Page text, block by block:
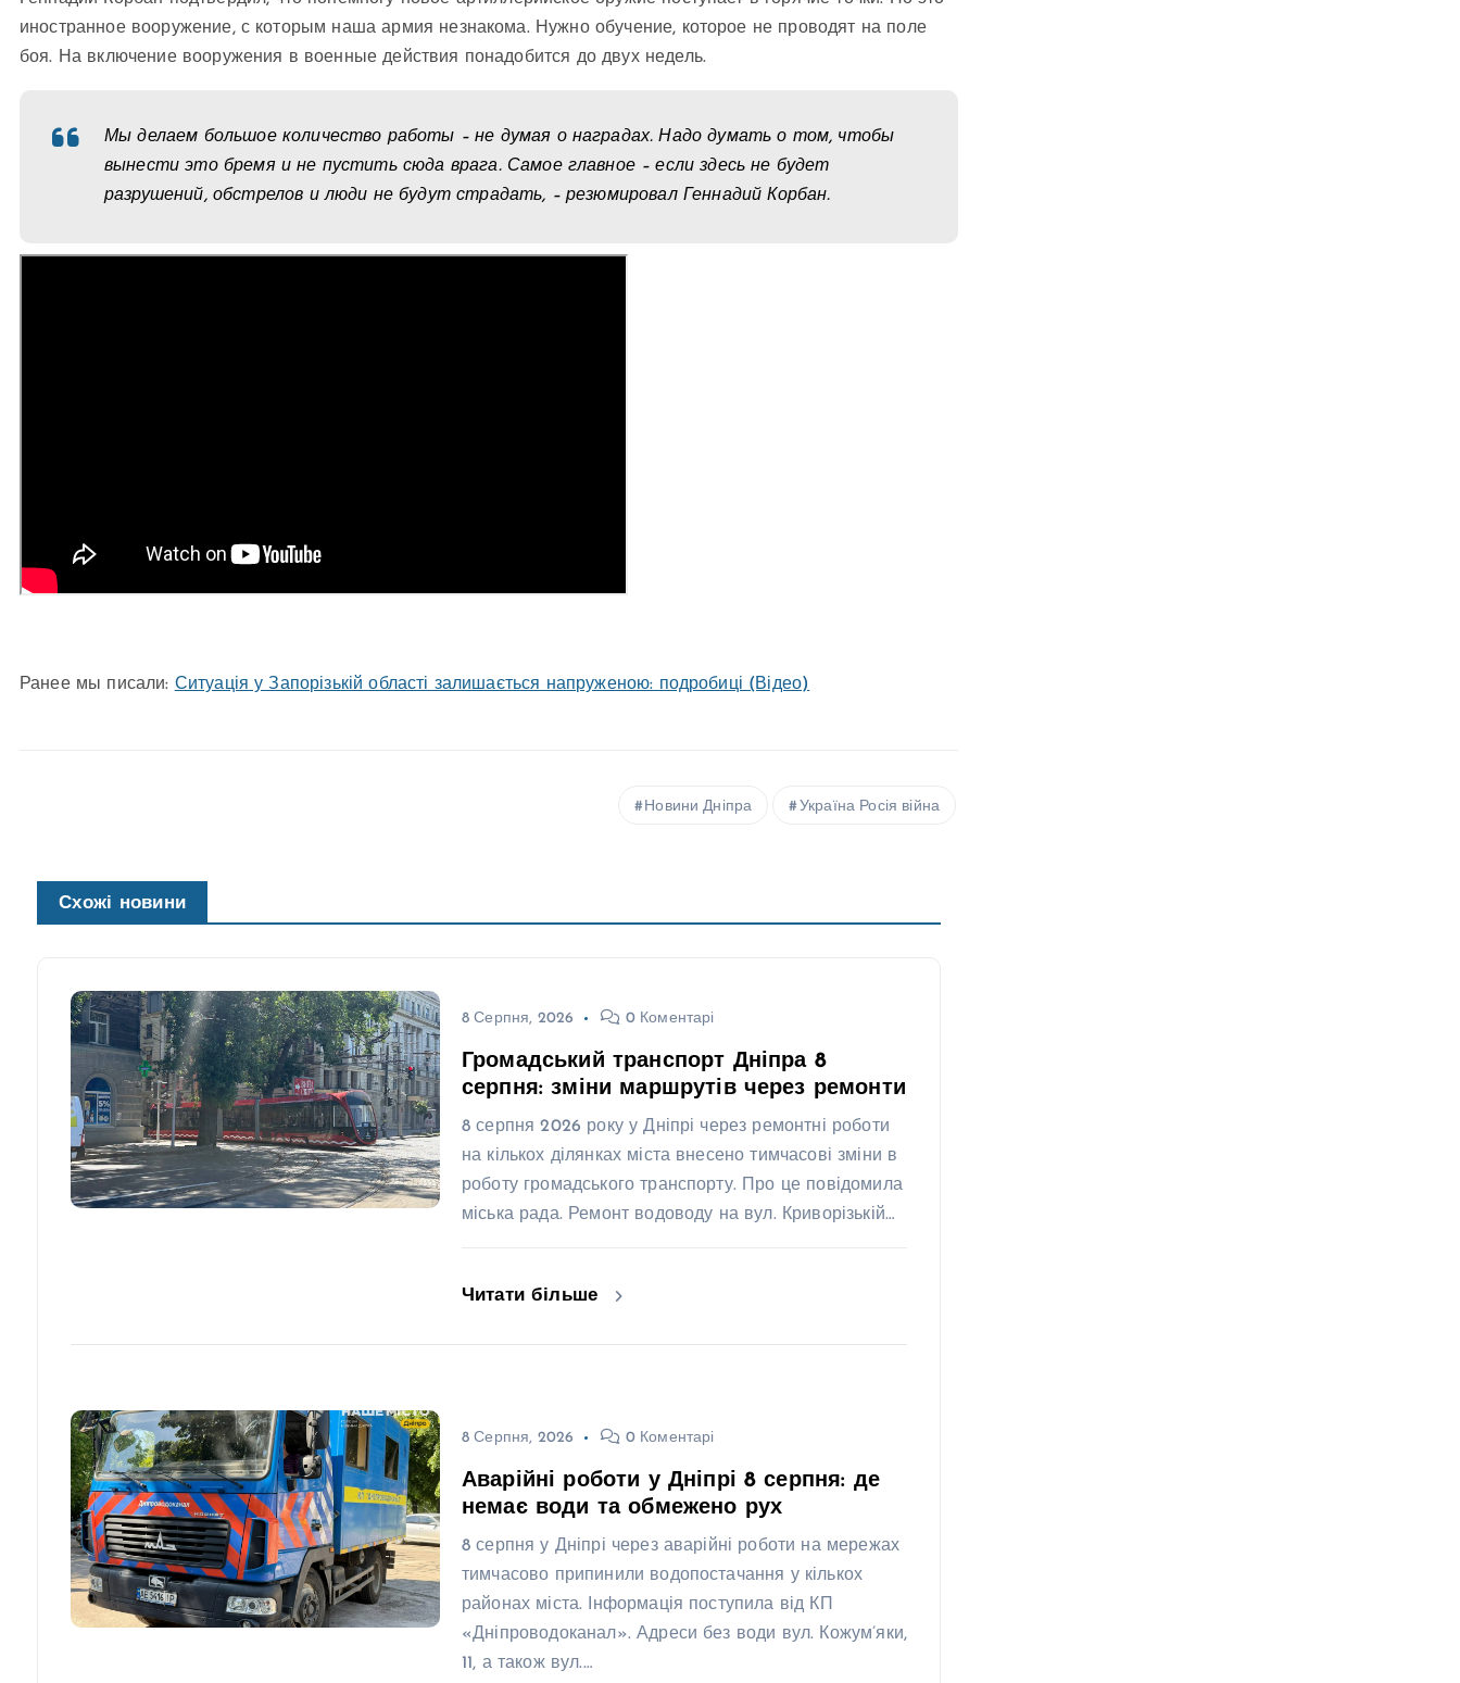
иностранное вооружение, с которым наша армия незнакома. Нужно обучение, которое не проводят на поле
боя. На включение вооружения в военные действия понадобится до двух недель.
Мы делаем большое количество работы – не думая о наградах. Надо думать о том, чтобы
вынести это бремя и не пустить сюда врага. Самое главное – если здесь не будет
разрушений, обстрелов и люди не будут страдать, – резюмировал Геннадий Корбан.
Ранее мы писали: Ситуація у Запорізькій області залишається напруженою: подробиці (Відео)
Новини Дніпра Україна Росія війна
Схожі новини
8 Серпня, 2026 0 Коментарі
Громадський транспорт Дніпра 8
серпня: зміни маршрутів через ремонти
8 серпня 2026 року у Дніпрі через ремонтні роботи
на кількох ділянках міста внесено тимчасові зміни в
роботу громадського транспорту. Про це повідомила
міська рада. Ремонт водоводу на вул. Криворізькій…
Читати більше
8 Серпня, 2026 0 Коментарі
Аварійні роботи у Дніпрі 8 серпня: де
немає води та обмежено рух
8 серпня у Дніпрі через аварійні роботи на мережах
тимчасово припинили водопостачання у кількох
районах міста. Інформація поступила від КП
«Дніпроводоканал». Адреси без води вул. Кожум’яки,
11, а також вул.…